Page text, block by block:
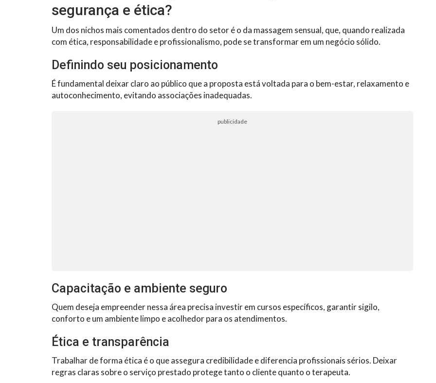
segurança e ética?
Um dos nichos mais comentados dentro do setor é o da massagem sensual, que, quando realizada
com ética, responsabilidade e profissionalismo, pode se transformar em um negócio sólido.
Definindo seu posicionamento
É fundamental deixar claro ao público que a proposta está voltada para o bem-estar, relaxamento e
autoconhecimento, evitando associações inadequadas.
publicidade
Capacitação e ambiente seguro
Quem deseja empreender nessa área precisa investir em cursos específicos, garantir sigilo,
conforto e um ambiente limpo e acolhedor para os atendimentos.
Ética e transparência
Trabalhar de forma ética é o que assegura credibilidade e diferencia profissionais sérios. Deixar
regras claras sobre o serviço prestado protege tanto o cliente quanto o terapeuta.